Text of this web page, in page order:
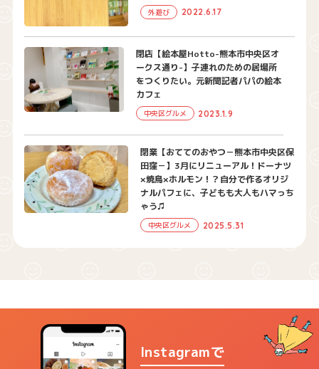
外遊び 2022.6.17
閉店【絵本屋Hotto-熊本市中央区オ
ークス通り-】子連れのための居場所
をつくりたい。元新聞記者パパの絵本
カフェ
中央区グルメ 2023.1.9
閉業【おててのおやつ－熊本市中央区保
田窪－】3月にリニューアル！ドーナツ
×焼鳥×ホルモン！？自分で作るオリジ
ナルパフェに、子どもも大人もハマっち
ゃう♫
中央区グルメ 2025.5.31
Instagramで